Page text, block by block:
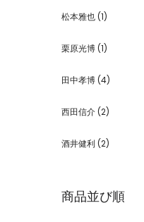
松本雅也 (1)
栗原光博 (1)
田中孝博 (4)
西田信介 (2)
酒井健利 (2)
商品並び順